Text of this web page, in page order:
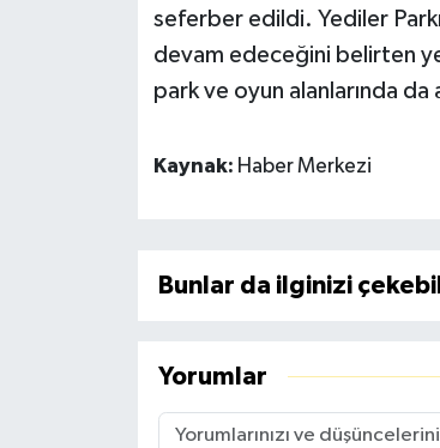
seferber edildi. Yediler Parkı
devam edeceğini belirten
park ve oyun alanlarında da
Kaynak: Haber Merkezi
Bunlar da ilginizi
Yorumlar